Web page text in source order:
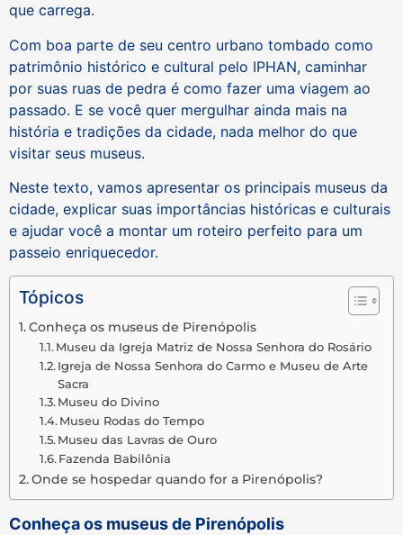
que carrega.
Com boa parte de seu centro urbano tombado como
patrimônio histórico e cultural pelo IPHAN, caminhar
por suas ruas de pedra é como fazer uma viagem ao
passado. E se você quer mergulhar ainda mais na
história e tradições da cidade, nada melhor do que
visitar seus museus.
Neste texto, vamos apresentar os principais museus da
cidade, explicar suas importâncias históricas e culturais
e ajudar você a montar um roteiro perfeito para um
passeio enriquecedor.
Tópicos
Conheça os museus de Pirenópolis
Museu da Igreja Matriz de Nossa Senhora do Rosário
Igreja de Nossa Senhora do Carmo e Museu de Arte
Sacra
Museu do Divino
Museu Rodas do Tempo
Museu das Lavras de Ouro
Fazenda Babilônia
Onde se hospedar quando for a Pirenópolis?
Conheça os museus de Pirenópolis